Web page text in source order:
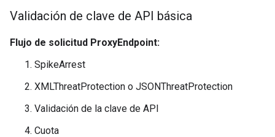
Validación de clave de API básica
Flujo de solicitud ProxyEndpoint:
SpikeArrest
XMLThreatProtection o JSONThreatProtection
Validación de la clave de API
Cuota